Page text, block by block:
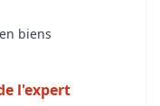
biens
l'expert